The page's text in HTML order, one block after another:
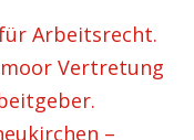
Arbeitsrecht.
Vertretung
–